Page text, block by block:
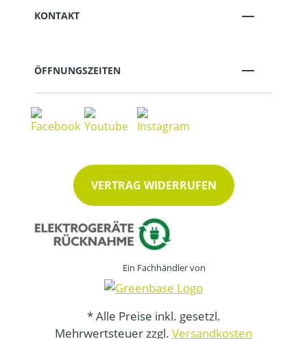
KONTAKT
ÖFFNUNGSZEITEN
VERTRAG WIDERRUFEN
Ein Fachhändler von
* Alle Preise inkl. gesetzl.
Mehrwertsteuer zzgl. Versandkosten